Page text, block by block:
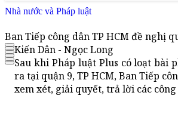
Nhà nước và Pháp luật
Ban Tiếp công dân TP HCM đề nghị
Kiến Dân - Ngọc Long
Sau khi Pháp luật Plus có loạt bài
ra tại quận 9, TP HCM, Ban Tiếp
xem xét, giải quyết, trả lời các